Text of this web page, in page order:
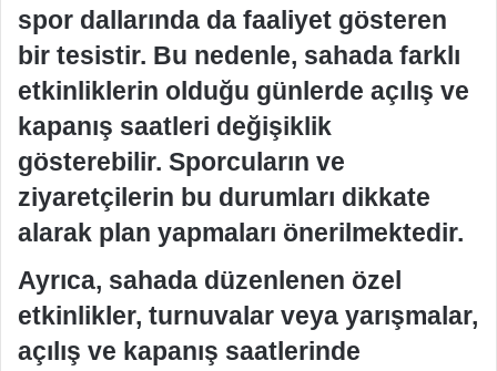
spor dallarında da faaliyet gösteren
bir tesistir. Bu nedenle, sahada farklı
etkinliklerin olduğu günlerde açılış ve
kapanış saatleri değişiklik
gösterebilir. Sporcuların ve
ziyaretçilerin bu durumları dikkate
alarak plan yapmaları önerilmektedir.
Ayrıca, sahada düzenlenen özel
etkinlikler, turnuvalar veya yarışmalar,
açılış ve kapanış saatlerinde